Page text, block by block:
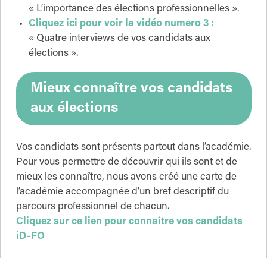
« L’importance des élections professionnelles ».
Cliquez ici pour voir la vidéo numero 3 :
« Quatre interviews de vos candidats aux
élections ».
Mieux connaître vos candidats
aux élections
Vos candidats sont présents partout dans l’académie.
Pour vous permettre de découvrir qui ils sont et de
mieux les connaître, nous avons créé une carte de
l’académie accompagnée d’un bref descriptif du
parcours professionnel de chacun.
Cliquez sur ce lien pour connaître vos candidats
iD-FO